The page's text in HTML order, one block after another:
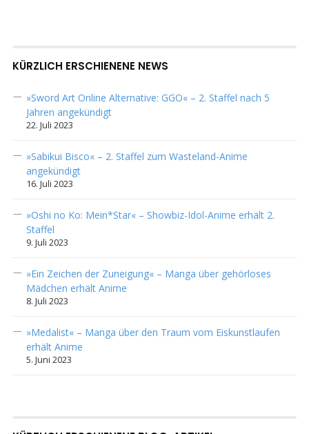
KÜRZLICH ERSCHIENENE NEWS
»Sword Art Online Alternative: GGO« – 2. Staffel nach 5
Jahren angekündigt
22. Juli 2023
»Sabikui Bisco« – 2. Staffel zum Wasteland-Anime
angekündigt
16. Juli 2023
»Oshi no Ko: Mein*Star« – Showbiz-Idol-Anime erhält 2.
Staffel
9. Juli 2023
»Ein Zeichen der Zuneigung« – Manga über gehörloses
Mädchen erhält Anime
8. Juli 2023
»Medalist« – Manga über den Traum vom Eiskunstlaufen
erhält Anime
5. Juni 2023